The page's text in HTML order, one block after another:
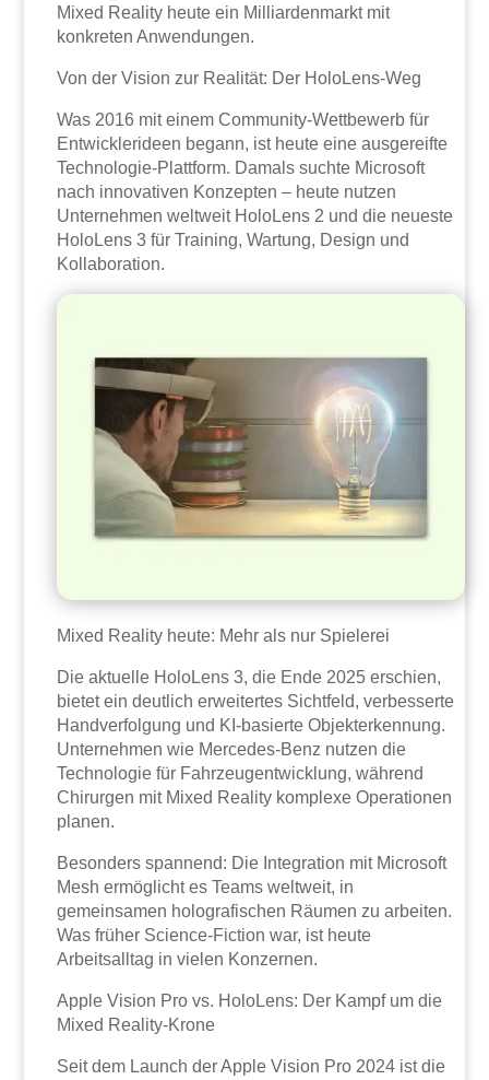
Mixed Reality heute ein Milliardenmarkt mit
konkreten Anwendungen.
Von der Vision zur Realität: Der HoloLens-Weg
Was 2016 mit einem Community-Wettbewerb für
Entwicklerideen begann, ist heute eine ausgereifte
Technologie-Plattform. Damals suchte Microsoft
nach innovativen Konzepten – heute nutzen
Unternehmen weltweit HoloLens 2 und die neueste
HoloLens 3 für Training, Wartung, Design und
Kollaboration.
Mixed Reality heute: Mehr als nur Spielerei
Die aktuelle HoloLens 3, die Ende 2025 erschien,
bietet ein deutlich erweitertes Sichtfeld, verbesserte
Handverfolgung und KI-basierte Objekterkennung.
Unternehmen wie Mercedes-Benz nutzen die
Technologie für Fahrzeugentwicklung, während
Chirurgen mit Mixed Reality komplexe Operationen
planen.
Besonders spannend: Die Integration mit Microsoft
Mesh ermöglicht es Teams weltweit, in
gemeinsamen holografischen Räumen zu arbeiten.
Was früher Science-Fiction war, ist heute
Arbeitsalltag in vielen Konzernen.
Apple Vision Pro vs. HoloLens: Der Kampf um die
Mixed Reality-Krone
Seit dem Launch der Apple Vision Pro 2024 ist die